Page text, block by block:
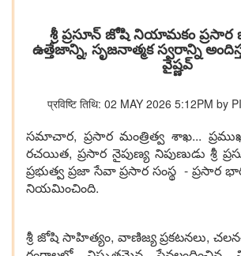
శ్రీ ప్రసూన్ జోషి నియామకం ప్రసార
ఉత్తేజాన్ని, సృజనాత్మక స్వరాన్ని
వైష్ణవ్
प्रविष्टि तिथि: 02 MAY 2026 5:12PM by
సమాచార, ప్రసార మంత్రిత్వ శాఖ...
రచయిత, ప్రసార నైపుణ్య నిపుణుడు శ్రీ
ప్రభుత్వ ప్రజా సేవా ప్రసార సంస్థ - ప్రసార
నియమించింది.
శ్రీ జోషి సాహిత్యం, వాణిజ్య ప్రకటనలు,